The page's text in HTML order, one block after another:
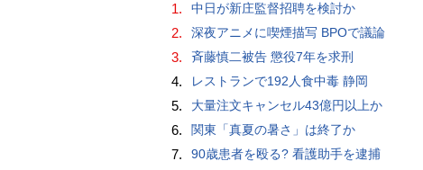
1. 中日が新庄監督招聘を検討か
2. 深夜アニメに喫煙描写 BPOで議論
3. 斉藤慎二被告 懲役7年を求刑
4. レストランで192人食中毒 静岡
5. 大量注文キャンセル43億円以上か
6. 関東「真夏の暑さ」は終了か
7. 90歳患者を殴る? 看護助手を逮捕